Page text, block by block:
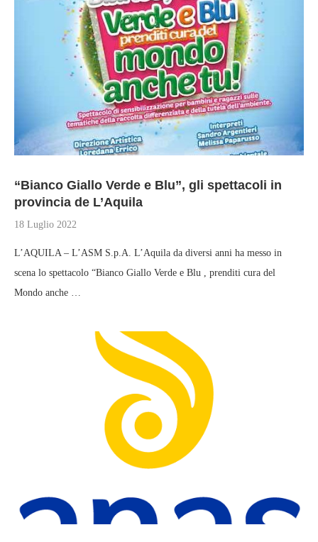
“Bianco Giallo Verde e Blu”, gli spettacoli in
provincia de L’Aquila
18 Luglio 2022
L’AQUILA – L’ASM S.p.A. L’Aquila da diversi anni ha messo in
scena lo spettacolo “Bianco Giallo Verde e Blu , prenditi cura del
Mondo anche …